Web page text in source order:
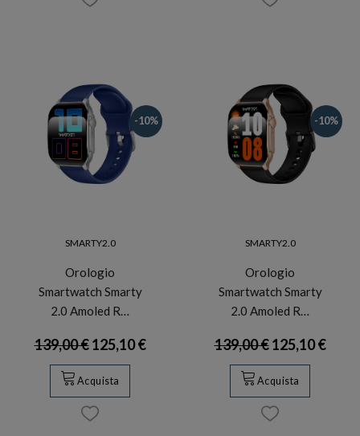
-10%
SMARTY2.0
Orologio
Smartwatch Smarty
2.0 Amoled R…
139,00 €125,10 €
Acquista
-10%
SMARTY2.0
Orologio
Smartwatch Smarty
2.0 Amoled R…
139,00 €125,10 €
Acquista